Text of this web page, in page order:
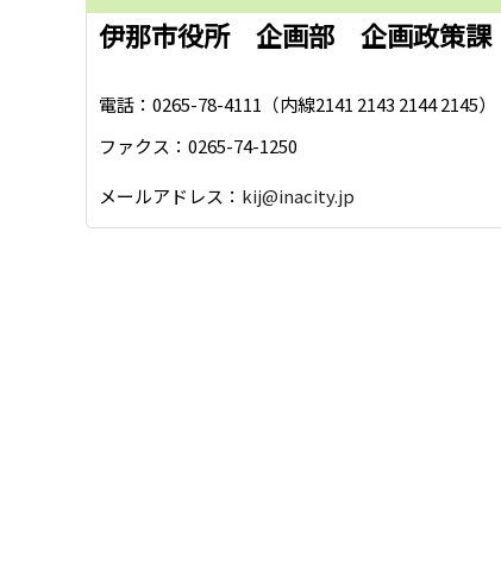
伊那市役所 企画部 企画政策
電話：0265-78-4111（内線2141 2143 2144 2145）
ファクス：0265-74-1250
メールアドレス： kij@inacity.jp